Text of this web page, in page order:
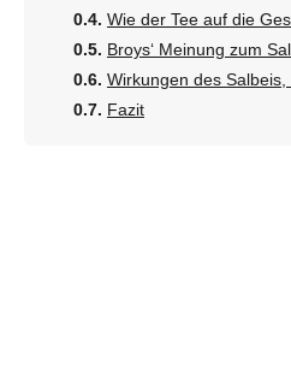
Wie der Tee auf die
Broys‘ Meinung zum
Wirkungen des
Fazit